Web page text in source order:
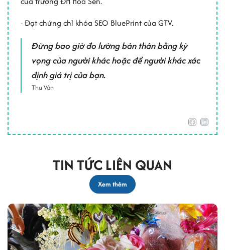
- Đạt chứng chỉ khóa SEO BluePrint của GTV.
Đừng bao giờ đo lường bản thân bằng kỳ
vọng của người khác hoặc để người khác xác
định giá trị của bạn.
Thu Vân
TIN TỨC LIÊN QUAN
Xem thêm